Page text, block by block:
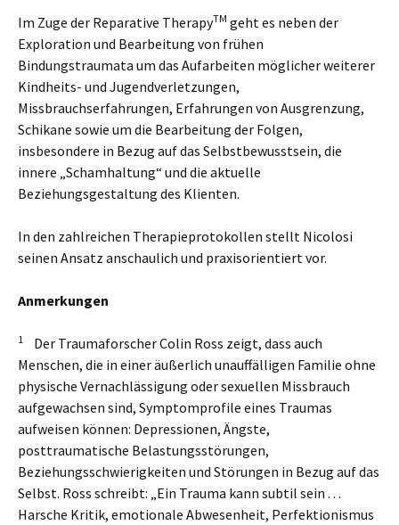
Im Zuge der Reparative TherapyTM geht es neben der
Exploration und Bearbeitung von frühen
Bindungstraumata um das Aufarbeiten möglicher weiterer
Kindheits- und Jugendverletzungen,
Missbrauchserfahrungen, Erfahrungen von Ausgrenzung,
Schikane sowie um die Bearbeitung der Folgen,
insbesondere in Bezug auf das Selbstbewusstsein, die
innere „Schamhaltung“ und die aktuelle
Beziehungsgestaltung des Klienten.
In den zahlreichen Therapieprotokollen stellt Nicolosi
seinen Ansatz anschaulich und praxisorientiert vor.
Anmerkungen
1
Der Traumaforscher Colin Ross zeigt, dass auch
Menschen, die in einer äußerlich unauffälligen Familie ohne
physische Vernachlässigung oder sexuellen Missbrauch
aufgewachsen sind, Symptomprofile eines Traumas
aufweisen können: Depressionen, Ängste,
posttraumatische Belastungsstörungen,
Beziehungsschwierigkeiten und Störungen in Bezug auf das
Selbst. Ross schreibt: „Ein Trauma kann subtil sein …
Harsche Kritik, emotionale Abwesenheit, Perfektionismus